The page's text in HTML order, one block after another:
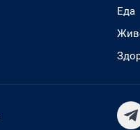
Еда